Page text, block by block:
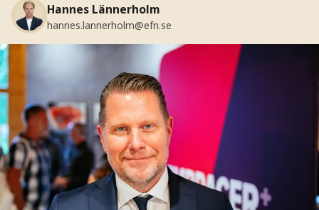
Hannes Lännerholm
hannes.lannerholm@efn.se